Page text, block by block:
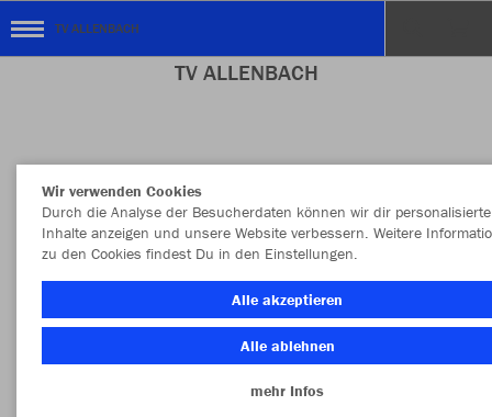
TV ALLENBACH
TV ALLENBACH
Wir verwenden Cookies
Durch die Analyse der Besucherdaten können wir dir personalisierte
Inhalte anzeigen und unsere Website verbessern. Weitere
zu den Cookies findest Du in den Einstellungen.
Alle akzeptieren
Alle ablehnen
mehr Infos